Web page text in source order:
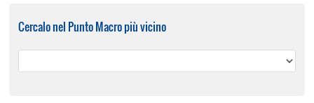
Cercalo nel Punto Macro più vicino